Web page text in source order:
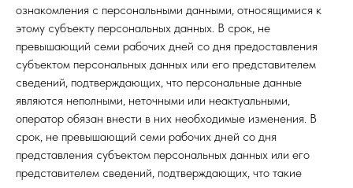
ознакомления с персональными данными, относящимися к
этому субъекту персональных данных. В срок, не
превышающий семи рабочих дней со дня предоставления
субъектом персональных данных или его представителем
сведений, подтверждающих, что персональные данные
являются неполными, неточными или неактуальными,
оператор обязан внести в них необходимые изменения. В
срок, не превышающий семи рабочих дней со дня
представления субъектом персональных данных или его
представителем сведений, подтверждающих, что такие